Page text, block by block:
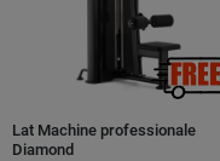
Lat Machine professionale
Diamond